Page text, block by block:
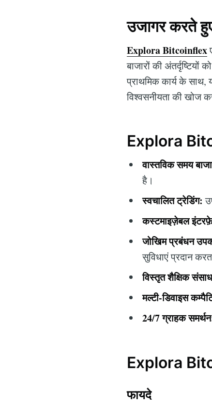
उजागर करते
Explora Bitcoinflex
बाजारों की
प्राथमिक कार्य के साथ,
विश्वसनीयता की खोज
Explora
वास्तविक समय
है।
स्वचालित ट्रेडिंग:
कस्टमाइज़ेबल
जोखिम प्रबंधन
सुविधाएं प्रदान
विस्तृत शैक्षिक
मल्टी-डिवाइस
24/7 ग्राहक
Explora
फायदे